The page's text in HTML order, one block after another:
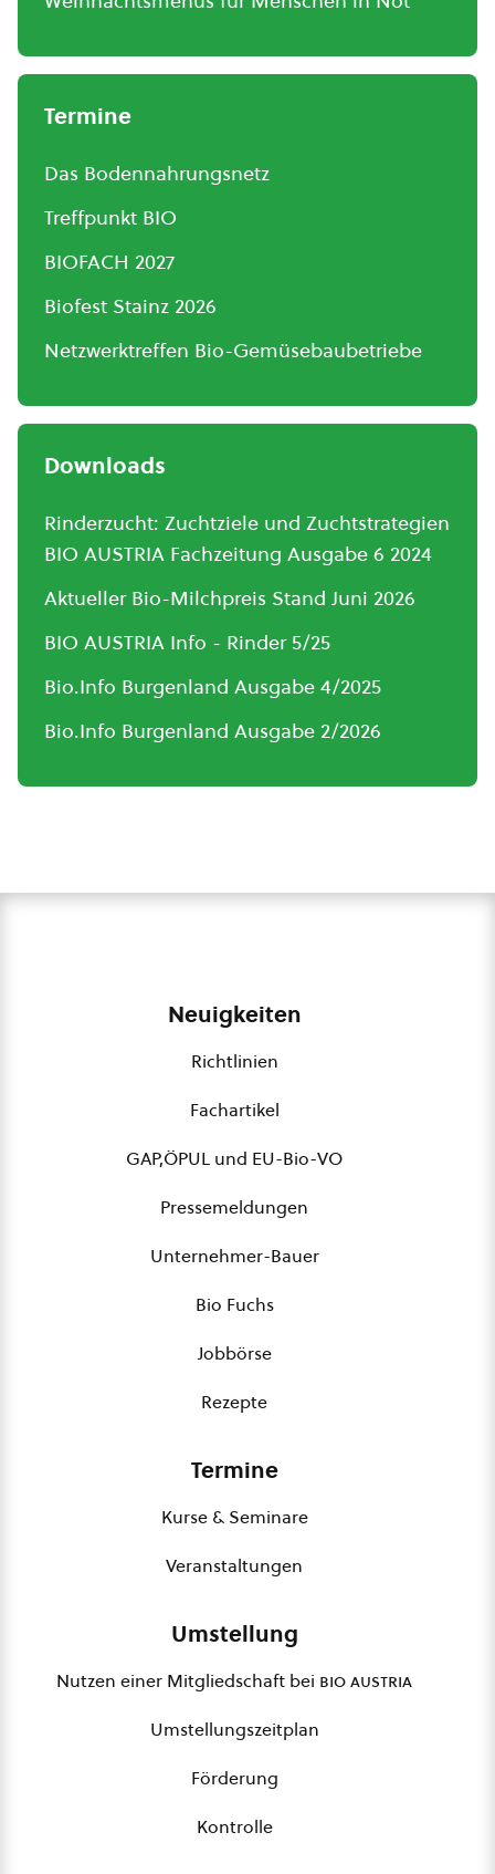
Termine
Das Bodennahrungsnetz
Treffpunkt BIO
BIOFACH 2027
Biofest Stainz 2026
Netzwerktreffen Bio-Gemüsebaubetriebe
Downloads
Rinderzucht: Zuchtziele und Zuchtstrategien
BIO AUSTRIA Fachzeitung Ausgabe 6 2024
Aktueller Bio-Milchpreis Stand Juni 2026
BIO AUSTRIA Info - Rinder 5/25
Bio.Info Burgenland Ausgabe 4/2025
Bio.Info Burgenland Ausgabe 2/2026
Neuigkeiten
Richtlinien
Fachartikel
GAP,ÖPUL und EU-Bio-VO
Pressemeldungen
Unternehmer-Bauer
Bio Fuchs
Jobbörse
Rezepte
Termine
Kurse & Seminare
Veranstaltungen
Umstellung
Nutzen einer Mitgliedschaft bei bio austria
Umstellungszeitplan
Förderung
Kontrolle